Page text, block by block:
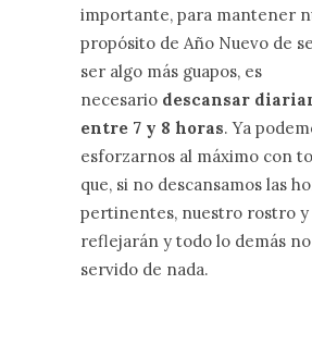
importante, para mantener
propósito de Año Nuevo de
ser algo más guapos, es
necesario descansar
entre 7 y 8 horas. Ya
esforzarnos al máximo con
que, si no descansamos las
pertinentes, nuestro rostro y
reflejarán y todo lo demás
servido de nada.